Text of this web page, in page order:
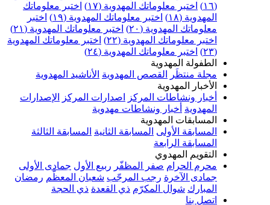
اختبر معلوماتك المهدوية (١٧)
اختبر معلوماتك
اختبر معلوماتك المهدوية (١٩)
اختبر
المهدوية (٢٠)
اختبر معلوماتك المهدوية (٢١)
معلوماتك المهدوية (٢٢)
اختبر معلوماتك المهدوية
اختبر معلوماتك المهدوية (٢٤)
المهدوية
منتظَر
القصص المهدوية الأناشيد المهدوية
المهدوية
ونشاطات المركز اصدارات المركز الإصدارات
أخبار ونشاطات مهدوية
المهدوية
الأولى المسابقة الثانية المسابقة الثالثة
الرابعة
المهدوي
الحرام
صفر المظفّر ربيع الأول جمادى الأولى
رجب المرجّب شعبان المعظّم رمضان
شوال المكرّم ذي القعدة ذي الحجة